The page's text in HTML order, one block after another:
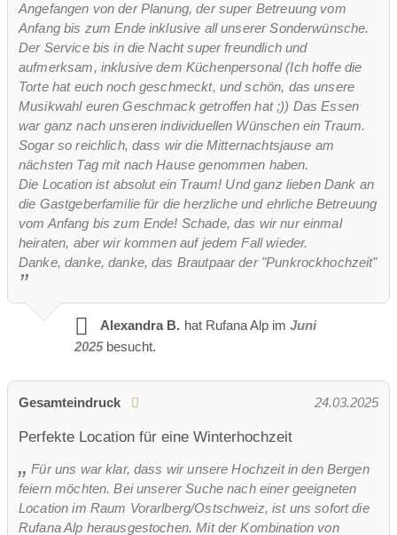
Angefangen von der Planung, der super Betreuung vom
Anfang bis zum Ende inklusive all unserer Sonderwünsche.
Der Service bis in die Nacht super freundlich und
aufmerksam, inklusive dem Küchenpersonal (Ich hoffe die
Torte hat euch noch geschmeckt, und schön, das unsere
Musikwahl euren Geschmack getroffen hat ;)) Das Essen
war ganz nach unseren individuellen Wünschen ein Traum.
Sogar so reichlich, dass wir die Mitternachtsjause am
nächsten Tag mit nach Hause genommen haben.
Die Location ist absolut ein Traum! Und ganz lieben Dank an
die Gastgeberfamilie für die herzliche und ehrliche Betreuung
vom Anfang bis zum Ende! Schade, das wir nur einmal
heiraten, aber wir kommen auf jedem Fall wieder.
Danke, danke, danke, das Brautpaar der "Punkrockhochzeit"
Alexandra B. hat Rufana Alp im Juni
2025 besucht.
Gesamteindruck 24.03.2025
Perfekte Location für eine Winterhochzeit
Für uns war klar, dass wir unsere Hochzeit in den Bergen
feiern möchten. Bei unserer Suche nach einer geeigneten
Location im Raum Vorarlberg/Ostschweiz, ist uns sofort die
Rufana Alp herausgestochen. Mit der Kombination von